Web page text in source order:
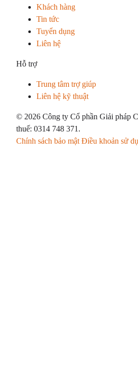
Khách hàng
Tin tức
Tuyển dụng
Liên hệ
Hỗ trợ
Trung tâm trợ giúp
Liên hệ kỹ thuật
© 2026 Công ty Cổ phần Giải pháp
thuế: 0314 748 371.
Chính sách bảo mật Điều khoản sử